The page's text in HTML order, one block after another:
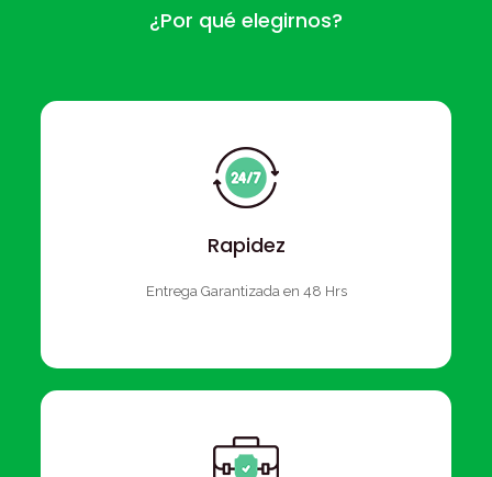
¿Por qué elegirnos?
Rapidez
Entrega Garantizada en 48 Hrs